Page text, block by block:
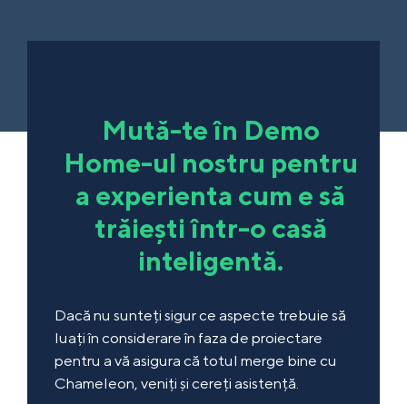
Mută-te în Demo
Home-ul nostru pentru
a experienta cum e să
trăiești într-o casă
inteligentă.
Dacă nu sunteți sigur ce aspecte trebuie să
luați în considerare în faza de proiectare
pentru a vă asigura că totul merge bine cu
Chameleon, veniți și cereți asistență.